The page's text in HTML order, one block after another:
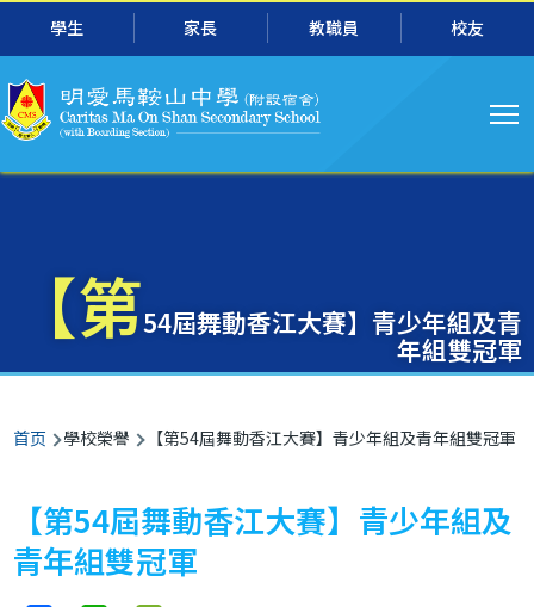
跳转到主要内容
學生 家長 教職員 校友
导
航
【第54屆舞動香江大賽】青少年組及青
年組雙冠軍
面
包
屑
首页 學校榮譽 【第54屆舞動香江大賽】青少年組及青年組雙冠軍
【第54屆舞動香江大賽】青少年組及
青年組雙冠軍